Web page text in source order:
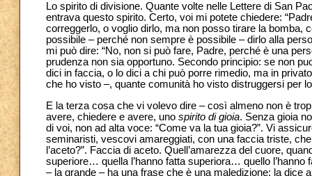
Lo spirito di divisione. Quante volte nelle Lettere di San
entrava questo spirito. Certo, voi mi potete chiedere:
correggerlo, o voglio dirlo, ma non posso tirare la bomba,
possibile – perché non sempre è possibile – dirlo alla
mi può dire: “No, non si può fare, Padre, perché è una
prudenza non sia opportuno. Secondo principio: se non
dici in faccia, o lo dici a chi può porre rimedio, ma in
che ho visto –, quante comunità ho visto distruggersi per
E la terza cosa che vi volevo dire – così almeno non è
avere, chiedere e avere, uno spirito di gioia. Senza gioia
di voi, non ad alta voce: “Come va la tua gioia?”. Vi
seminaristi, vescovi amareggiati, con una faccia triste,
l’aceto?”. Faccia di aceto. Quell’amarezza del cuore,
superiore… quella l’hanno fatta superiora… quello
– la grande – ha una frase che è una maledizione; la dice